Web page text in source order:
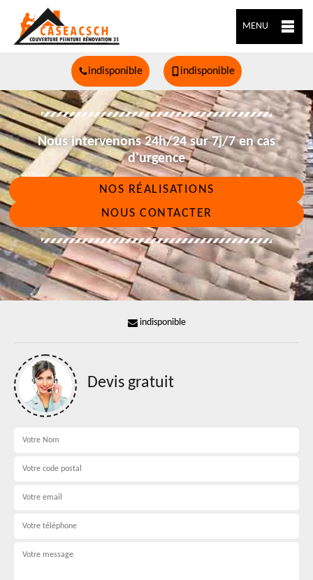
MENU
indisponible indisponible
Nous intervenons 24h/24 sur 7j/7 en cas
d'urgence
NOS RÉALISATIONS
NOUS CONTACTER
indisponible
Devis gratuit